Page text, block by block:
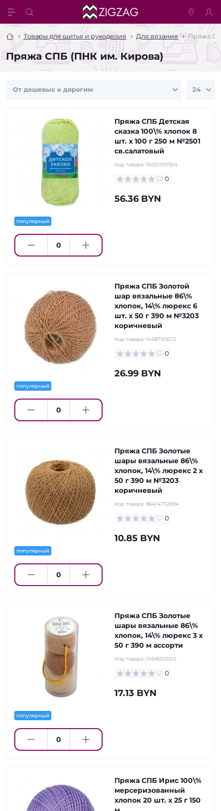
Товары для шитья и рукоделия Для вязания Пряжа
Пряжа СПБ (ПНК им. Кирова)
популярный
Пряжа СПБ Детская
сказка 100\% хлопок 8
шт. х 100 г 250 м №2501
св.салатовый
Код товара: 95351051924
0
56.36 BYN
популярный
Пряжа СПБ Золотой
шар вязальные 86\%
хлопок, 14\% люрекс 6
шт. х 50 г 390 м №3203
коричневый
Код товара: 14587159212
0
26.99 BYN
популярный
Пряжа СПБ Золотые
шары вязальные 86\%
хлопок, 14\% люрекс 2 х
50 г 390 м №3203
коричневый
Код товара: 86414772694
0
10.85 BYN
популярный
Пряжа СПБ Золотые
шары вязальные 86\%
хлопок, 14\% люрекс 3 х
50 г 390 м ассорти
Код товара: 14586510512
0
17.13 BYN
Пряжа СПБ Ирис 100\%
мерсеризованный
хлопок 20 шт. х 25 г 150